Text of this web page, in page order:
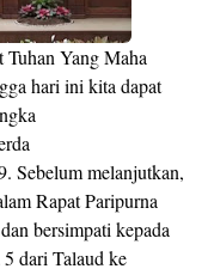
Yang Maha
hari ini kita dapat
Sebelum melanjutkan,
Rapat Paripurna
bersimpati kepada
dari Talaud ke